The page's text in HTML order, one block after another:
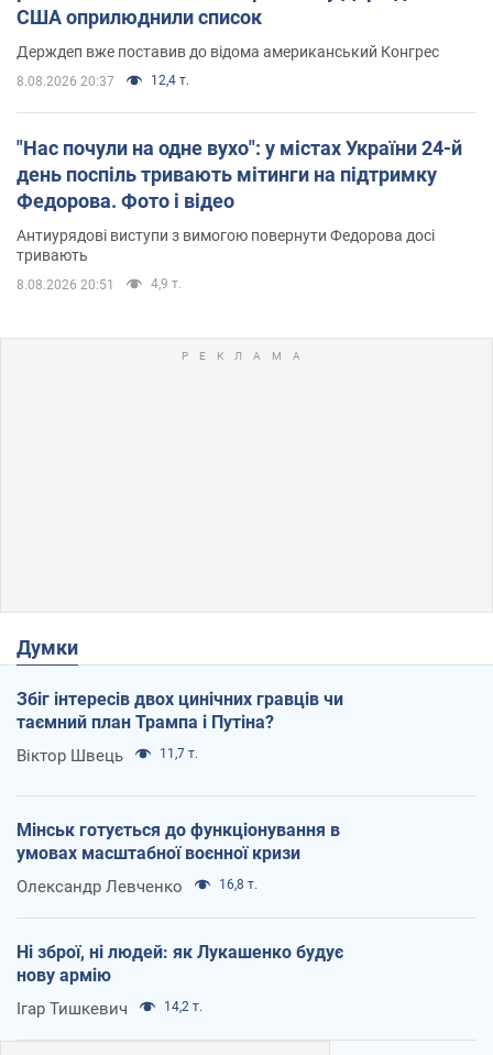
США оприлюднили список
Держдеп вже поставив до відома американський Конгрес
8.08.2026 20:37 12,4 т.
"Нас почули на одне вухо": у містах України 24-й
день поспіль тривають мітинги на підтримку
Федорова. Фото і відео
Антиурядові виступи з вимогою повернути Федорова досі
тривають
8.08.2026 20:51 4,9 т.
Думки
Збіг інтересів двох цинічних гравців чи
таємний план Трампа і Путіна?
Віктор Швець 11,7 т.
Мінськ готується до функціонування в
умовах масштабної воєнної кризи
Олександр Левченко 16,8 т.
Ні зброї, ні людей: як Лукашенко будує
нову армію
Ігар Тишкевич 14,2 т.